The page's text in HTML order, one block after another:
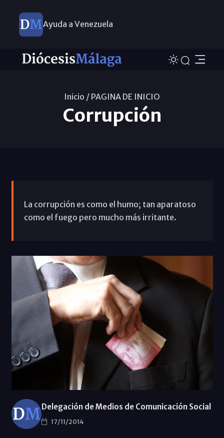
Ayuda a Venezuela
Inicio / PAGINA DE INICIO
Corrupción
La corrupción es como el humo; tan aparatoso
como el fuego pero mucho más irritante.
Delegación de Medios de Comunicación Social
17/11/2014